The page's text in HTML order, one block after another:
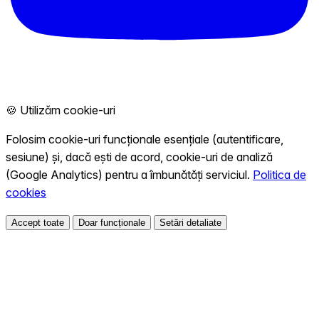
🍪 Utilizăm cookie-uri
Folosim cookie-uri funcționale esențiale (autentificare,
sesiune) și, dacă ești de acord, cookie-uri de analiză
(Google Analytics) pentru a îmbunătăți serviciul. Politica de
cookies
Accept toate Doar funcționale Setări detaliate